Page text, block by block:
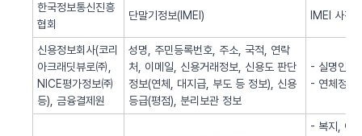
한국정보통신진흥
협회
단말기정보(IMEI) IMEI 사전
신용정보회사(코리
아크래딧뷰로㈜,
NICE평가정보㈜
등), 금융결제원
성명, 주민등록번호, 주소, 국적, 연락
처, 이메일, 신용거래정보, 신용도 판단
정보(연체, 대지급, 부도 등 정보), 신용
등급(평점), 분리보관 정보
- 실명인증
- 연체정보
- 복지, 이